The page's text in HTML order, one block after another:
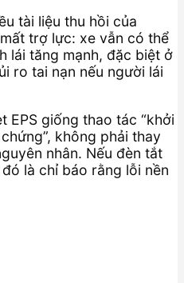
tài liệu thu hồi của
trợ lực: xe vẫn có thể
lái tăng mạnh, đặc biệt ở
ro tai nạn nếu người lái
EPS giống thao tác “khởi
không phải thay
nhân. Nếu đèn tắt
là chỉ báo rằng lỗi nền